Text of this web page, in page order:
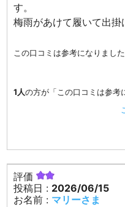
す。
梅雨があけて履いて出掛
この口コミは参考になりまし
1人の方が「この口コミは参考
評価
投稿日 : 2026/06/15
お名前 : マリーさま